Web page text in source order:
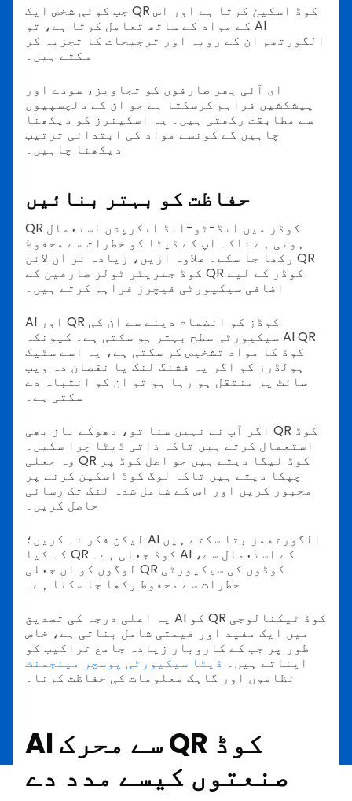
جب کوئی شخص ایک QR کوڈ اسکین کرتا ہے اور اس
کے مواد کے ساتھ تعامل کرتا ہے، تو AI
الگورتھم ان کے رویہ اور ترجیحات کا تجزیہ کر
سکتے ہیں۔
ای آئی پھر صارفوں کو تجاویز، سودے اور
پیشکشیں فراہم کرسکتا ہے جو ان کے دلچسپیوں
سے مطابقت رکھتی ہیں۔ یہ اسکینرز کو دیکھنا
چاہیں گے کونسے مواد کی ابتدائی ترتیب
دیکھنا چاہیں۔
حفاظت کو بہتر بنائیں
QR کوڈز میں انڈ-ٹو-انڈ انکرپشن استعمال
ہوتی ہے تاکہ آپ کے ڈیٹا کو خطرات سے محفوظ
رکھا جا سکے۔ علاوہ ازیں، زیادہ تر آن لائن QR
کوڈ جنریٹر ٹولز صارفین کے QR کوڈز کے لیے
اضافی سیکیورٹی فیچرز فراہم کرتے ہیں۔
AI اور QR کوڈز کو انضمام دینے سے ان کی
سیکیورٹی سطح بہتر ہو سکتی ہے۔ کیونکہ AI QR
کوڈ کا مواد تشخیص کر سکتی ہے، یہ اسے سٹیک
ہولڈرز کو اگر یہ فشنگ لنک یا نقصان دہ ویب
سائٹ پر منتقل ہو رہا ہو تو ان کو انتباہ دے
سکتی ہے۔
اگر آپ نے نہیں سنا تو، دھوکے باز بھی QR کوڈ
استعمال کرتے ہیں تاکہ ذاتی ڈیٹا چرا سکیں۔
وہ جعلی QR کوڈ لیگا دیتے ہیں جو اصل کوڈ پر
چپکا دیتے ہیں تاکہ لوگ کوڈ اسکین کرنے پر
مجبور کریں اور اس کے شامل شدہ لنک تک رسائی
حاصل کریں۔
لیکن فکر نہ کریں؛ AI الگورتھمز بتا سکتے ہیں
کہ کیا QR کوڈ جعلی ہے۔ AI کے استعمال سے،
لوگوں کو ان جعلی QR کوڈوں کی سیکیورٹی
خطرات سے محفوظ رکھا جا سکتا ہے۔
یہ اعلی درجہ کی تصدیق AI کو QR کوڈ ٹیکنالوجی
میں ایک مفید اور قیمتی شامل بناتی ہے، خاص
طور پر جب کے کاروبار زیادہ جامع تراکیب کو
اپناتے ہیں۔ ڈیٹا سیکیورٹی پوسچر مینجمنٹ
نظاموں اور گاہک معلومات کی حفاظت کرنا۔
AI سے محرک QR کوڈ
صنعتوں کیسے مدد دے